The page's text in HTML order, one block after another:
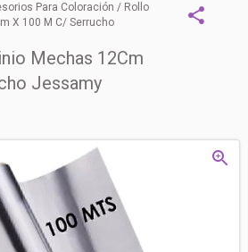
Para Coloración / Rollo
X 100 M C/ Serrucho
Mechas 12Cm
Jessamy